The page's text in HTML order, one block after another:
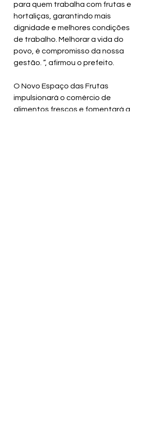
para quem trabalha com frutas e
hortaliças, garantindo mais
dignidade e melhores condições
de trabalho. Melhorar a vida do
povo, é compromisso da nossa
gestão. ”, afirmou o prefeito.
O Novo Espaço das Frutas
impulsionará o comércio de
alimentos frescos e fomentará a